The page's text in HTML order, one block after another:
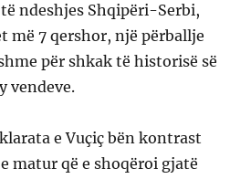
ndeshjes Shqipëri-Serbi,
më 7 qershor, një përballje
për shkak të historisë së
vendeve.
e Vuçiç bën kontrast
matur që e shoqëroi gjatë